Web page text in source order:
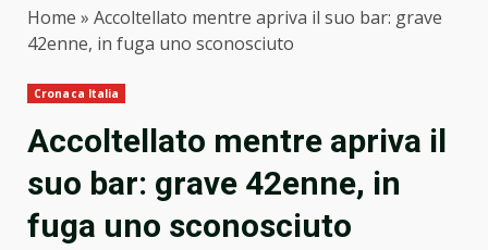
Home » Accoltellato mentre apriva il suo bar: grave
42enne, in fuga uno sconosciuto
Cronaca Italia
Accoltellato mentre apriva il
suo bar: grave 42enne, in
fuga uno sconosciuto